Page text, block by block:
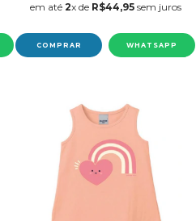
em até 2x de R$44,95sem juros
COMPRAR WHATSAPP